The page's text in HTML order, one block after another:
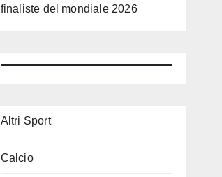
finaliste del mondiale 2026
Altri Sport
Calcio